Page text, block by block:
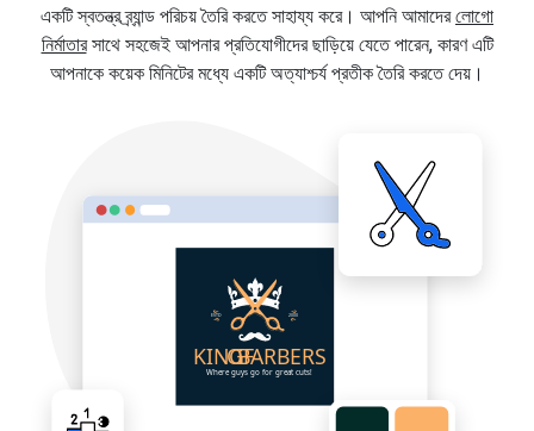
একটি স্বতন্ত্র ব্র্যান্ড পরিচয় তৈরি করতে সাহায্য করে। আপনি আমাদেরলোগো
নির্মাতারসাথে সহজেই আপনার প্রতিযোগীদের ছাড়িয়ে যেতে পারেন, কারণ এটি
আপনাকে কয়েক মিনিটের মধ্যে একটি অত্যাশ্চর্য প্রতীক তৈরি করতে দেয়।